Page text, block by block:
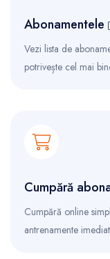
Abonamentele
Vezi lista de
potrivește cel mai
Cumpără
Cumpără online
antrenamente imediat